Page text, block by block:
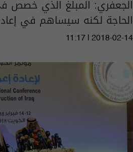
الجعفري: المبلغ الذي خصص
الحاجة لكنه سيساهم في
11:17 | 2018-02-14